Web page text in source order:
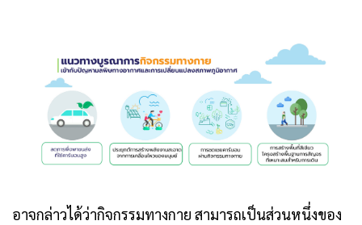
อาจกล่าวได้ว่ากิจกรรมทางกาย สามารถเป็นส่วนหนึ่งของ